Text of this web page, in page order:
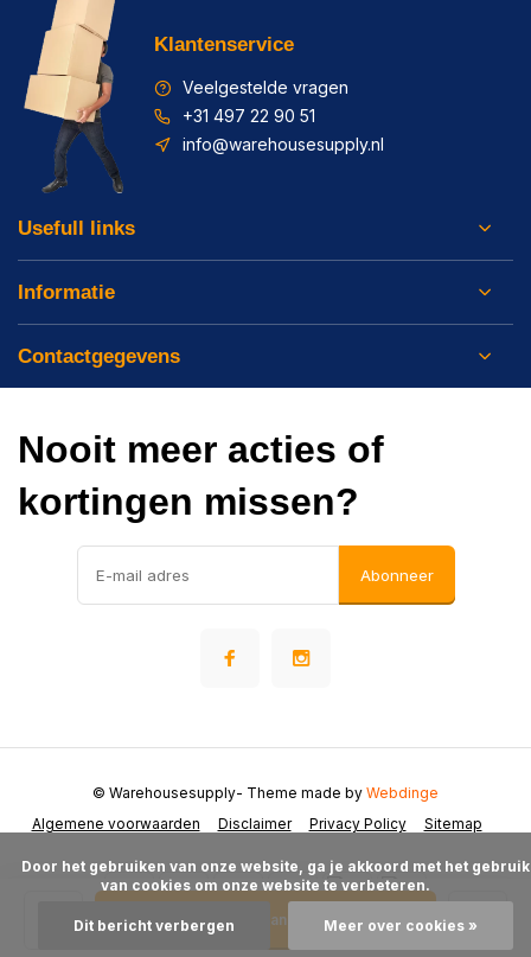
Toevoegen aan winkelwagen
Klantenservice
Veelgestelde vragen
+31 497 22 90 51
info@warehousesupply.nl
Usefull links
Informatie
Contactgegevens
Nooit meer acties of
kortingen missen?
Abonneer
Algemene voorwaarden Disclaimer Privacy Policy Sitemap
© Warehousesupply- Theme made by Webdinge
van cookies om onze website te verbeteren.
Dit bericht verbergen Meer over cookies »